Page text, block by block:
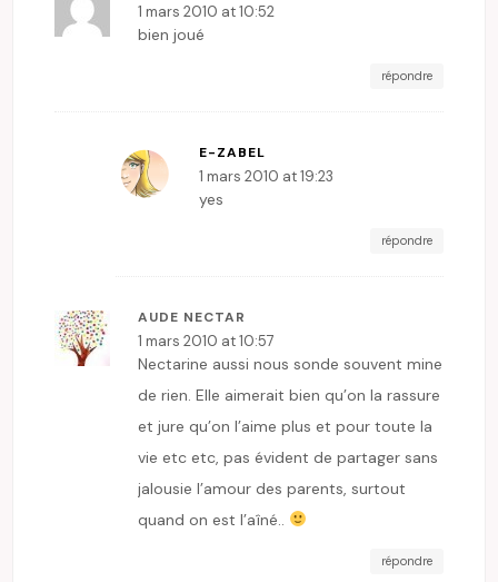
1 mars 2010 at 10:52
bien joué
répondre
E-ZABEL
1 mars 2010 at 19:23
yes
répondre
AUDE NECTAR
1 mars 2010 at 10:57
Nectarine aussi nous sonde souvent mine
de rien. Elle aimerait bien qu’on la rassure
et jure qu’on l’aime plus et pour toute la
vie etc etc, pas évident de partager sans
jalousie l’amour des parents, surtout
quand on est l’aîné..
répondre